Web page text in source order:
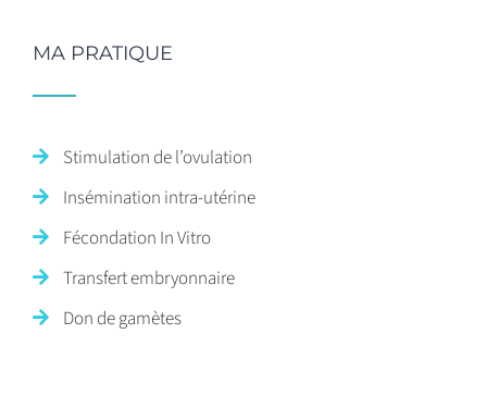
MA PRATIQUE
Stimulation de l’ovulation
Insémination intra-utérine
Fécondation In Vitro
Transfert embryonnaire
Don de gamètes